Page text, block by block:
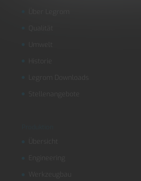
Umwelt
Historie
Legrom Downloads
Stellenangebote
Übersicht
Engineering
Werkzeugbau